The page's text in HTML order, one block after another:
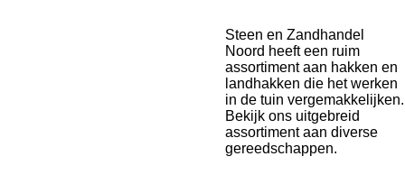
Steen en Zandhandel
Noord heeft een ruim
assortiment aan hakken en
landhakken die het werken
in de tuin vergemakkelijken.
Bekijk ons uitgebreid
assortiment aan diverse
gereedschappen.